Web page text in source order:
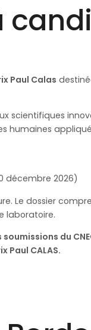
Paul Calas
scientifiques
humaines
décembre 2026)
Le dossier
laboratoire.
du
Paul CALAS.